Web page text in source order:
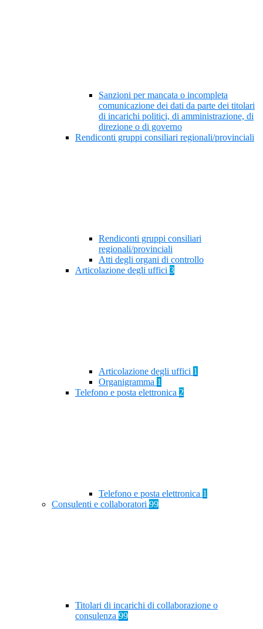
Sanzioni per mancata o incompleta
comunicazione dei dati da parte dei titolari
di incarichi politici, di amministrazione, di
direzione o di governo
Rendiconti gruppi consiliari regionali/provinciali
Rendiconti gruppi consiliari
regionali/provinciali
Atti degli organi di controllo
Articolazione degli uffici 3
Articolazione degli uffici 1
Organigramma 1
Telefono e posta elettronica 2
Telefono e posta elettronica 1
Consulenti e collaboratori 99
Titolari di incarichi di collaborazione o
consulenza 99